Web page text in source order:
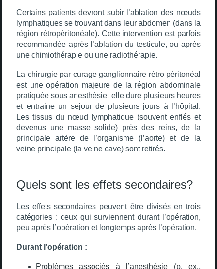
Certains patients devront subir l’ablation des nœuds
lymphatiques se trouvant dans leur abdomen (dans la
région rétropéritonéale). Cette intervention est parfois
recommandée après l’ablation du testicule, ou après
une chimiothérapie ou une radiothérapie.
La chirurgie par curage ganglionnaire rétro péritonéal
est une opération majeure de la région abdominale
pratiquée sous anesthésie; elle dure plusieurs heures
et entraine un séjour de plusieurs jours à l’hôpital.
Les tissus du nœud lymphatique (souvent enflés et
devenus une masse solide) près des reins, de la
principale artère de l’organisme (l’aorte) et de la
veine principale (la veine cave) sont retirés.
Quels sont les effets secondaires?
Les effets secondaires peuvent être divisés en trois
catégories : ceux qui surviennent durant l’opération,
peu après l’opération et longtemps après l’opération.
Durant l’opération :
Problèmes associés à l’anesthésie (p. ex.,